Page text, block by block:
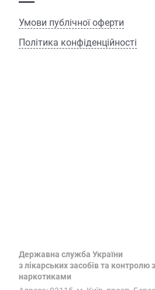
Умови публічної оферти
Політика конфіденційності
Державна служба України
з лікарських засобів та контролю
наркотиками